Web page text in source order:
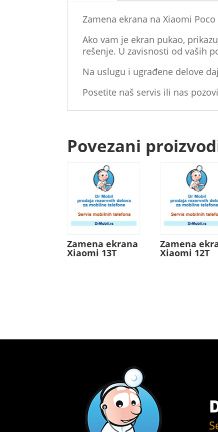
Zamena ekrana na Xiaomi
Ako vam je ekran pukao,
rešenje. U zavisnosti od vaših
Na uslugu i ugrađene delove
Posetite naš servis ili nas
Povezani
Zamena ekrana
Xiaomi 13T
Zamena
Xiaomi 12T